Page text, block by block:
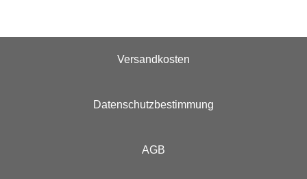
Versandkosten
Datenschutzbestimmung
AGB